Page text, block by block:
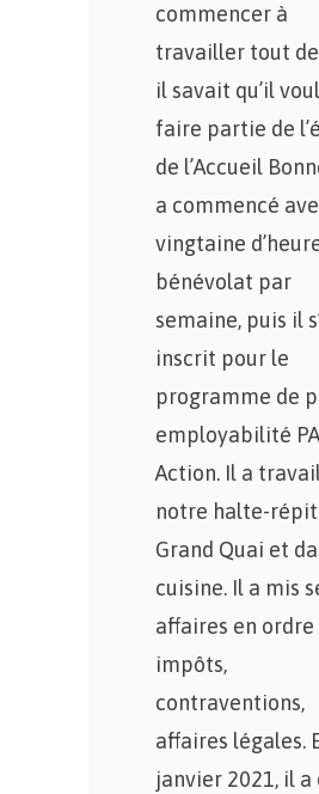
commencer à
travailler tout
il savait qu’il
faire partie de
de l’Accueil
a commencé
vingtaine
bénévolat par
semaine, puis il
inscrit pour le
programme de
employabilité
Action. Il a
notre halte-répit
Grand Quai et
cuisine. Il a mis
affaires en ordre
impôts,
contraventions,
affaires légales.
janvier 2021, il a